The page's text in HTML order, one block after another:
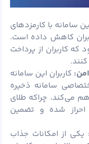
سامانه با کارمزدهای
کاهش داده است.
کاربران از پرداخت
کاربران این سامانه
سامانه ذخیره
می‌کند، چراکه طلای
احراز شده و تضمین
یکی از امکانات جذاب